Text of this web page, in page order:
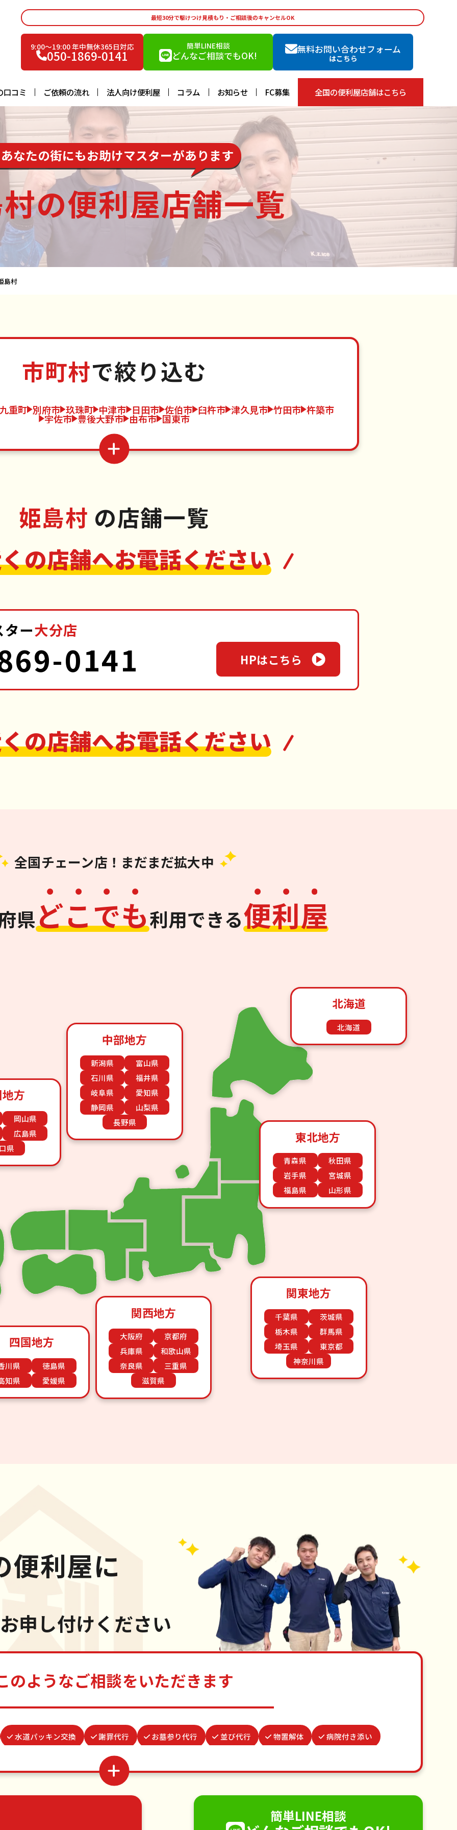
最短30分で駆けつけ見積もり・ご相談後のキャンセルOK
9:00〜19:00 年中無休365日対応
050-1869-0141
簡単LINE相談
どんなご相談でもOK!
無料お問い合わせフォーム
はこちら
口コミ ご依頼の流れ 法人向け便利屋 コラム お知らせ FC募集 全国の便利屋店舗はこちら
あなたの街にもお助けマスターがあります
の便利屋店舗一覧
島村
市町村で絞り込む
重町 別府市 玖珠町 中津市 日田市 佐伯市 臼杵市 津久見市 竹田市 杵築市
宇佐市 豊後大野市 由布市 国東市
姫島村 の店舗一覧
の店舗へお電話ください
ー大分店
0141 HPはこちら
の店舗へお電話ください
全国チェーン店！まだまだ拡大中
県どこでも利用できる便利屋
北海道
北海道
東北地方
青森県
秋田県
岩手県
宮城県
福島県
山形県
関東地方
千葉県
茨城県
栃木県
群馬県
埼玉県
東京都
神奈川県
中部地方
新潟県
富山県
石川県
福井県
岐阜県
愛知県
静岡県
山梨県
長野県
関西地方
大阪府
京都府
兵庫県
和歌山県
奈良県
三重県
滋賀県
四国地方
川県
徳島県
知県
愛媛県
方
岡山県
広島県
県
便利屋に
お申し付けください
のようなご相談をいただきます
水道パッキン交換 謝罪代行 お墓参り代行 並び代行 物置解体 病院付き添い
買い物代行
波板張替え
簡単LINE相談